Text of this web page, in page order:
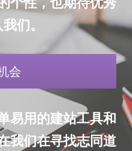
们。
会
易用的建站工具和
我们在寻找志同道